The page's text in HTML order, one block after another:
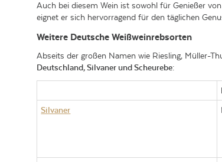
Auch bei diesem Wein ist sowohl für Genießer
eignet er sich hervorragend für den täglichen
Weitere Deutsche Weißweinrebsorten
Abseits der großen Namen wie Riesling, Müller-
Deutschland, Silvaner und Scheurebe:
Silvaner